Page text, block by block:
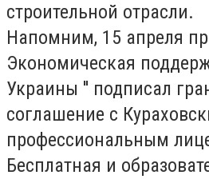
строительной отрасли.
Напомним, 15 апреля
Экономическая
Украины '' подписал
соглашение с
профессиональным
Бесплатная и